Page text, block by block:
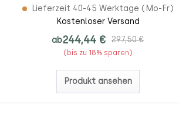
Lieferzeit 40-45 Werktage (Mo-Fr)
Kostenloser Versand
ab244,44 € 297,50 €
(bis zu 18% sparen)
Produkt ansehen